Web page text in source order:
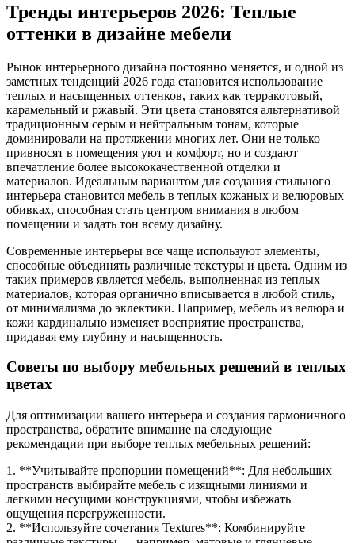
Тренды интерьеров 2026: Теплые
оттенки в дизайне мебели
Рынок интерьерного дизайна постоянно меняется, и одной из
заметных тенденций 2026 года становится использование
теплых и насыщенных оттенков, таких как терракотовый,
карамельный и ржавый. Эти цвета становятся альтернативой
традиционным серым и нейтральным тонам, которые
доминировали на протяжении многих лет. Они не только
привносят в помещения уют и комфорт, но и создают
впечатление более высококачественной отделки и
материалов. Идеальным вариантом для создания стильного
интерьера становится мебель в теплых кожаных и велюровых
обивках, способная стать центром внимания в любом
помещении и задать тон всему дизайну.
Современные интерьеры все чаще используют элементы,
способные объединять различные текстуры и цвета. Одним из
таких примеров является мебель, выполненная из теплых
материалов, которая органично вписывается в любой стиль,
от минимализма до эклектики. Например, мебель из велюра и
кожи кардинально изменяет восприятие пространства,
придавая ему глубину и насыщенность.
Советы по выбору мебельных решений в теплых
цветах
Для оптимизации вашего интерьера и создания гармоничного
пространства, обратите внимание на следующие
рекомендации при выборе теплых мебельных решений:
1. **Учитывайте пропорции помещений**: Для небольших
пространств выбирайте мебель с изящными линиями и
легкими несущими конструкциями, чтобы избежать
ощущения перегруженности.
2. **Используйте сочетания Textures**: Комбинируйте